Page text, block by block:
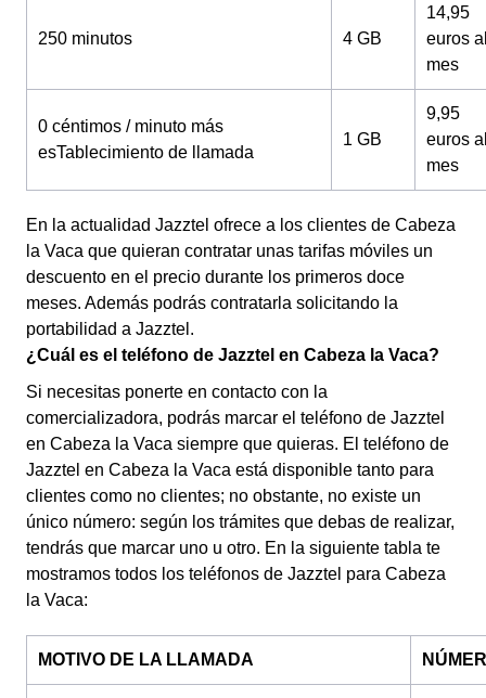
250 minutos 4 GB
14,95
euros
mes
0 céntimos / minuto más
esTablecimiento de llamada
1 GB
9,95
euros
mes
En la actualidad Jazztel ofrece a los clientes de Cabeza
la Vaca que quieran contratar unas tarifas móviles un
descuento en el precio durante los primeros doce
meses. Además podrás contratarla solicitando la
portabilidad a Jazztel.
¿Cuál es el teléfono de Jazztel en Cabeza la Vaca?
Si necesitas ponerte en contacto con la
comercializadora, podrás marcar el teléfono de Jazztel
en Cabeza la Vaca siempre que quieras. El teléfono de
Jazztel en Cabeza la Vaca está disponible tanto para
clientes como no clientes; no obstante, no existe un
único número: según los trámites que debas de realizar,
tendrás que marcar uno u otro. En la siguiente tabla te
mostramos todos los teléfonos de Jazztel para Cabeza
la Vaca:
MOTIVO DE LA LLAMADA